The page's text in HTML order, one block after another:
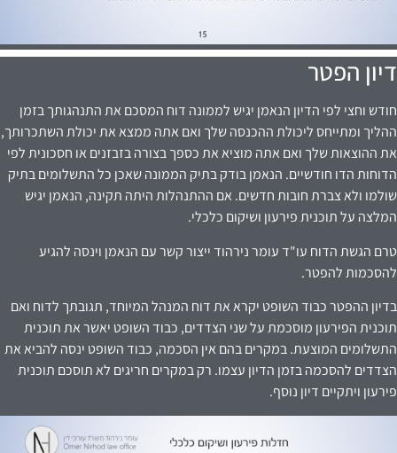
דיון הפטר
חודש וחצי לפי הדיון הנאמן יגיש לממונה דוח המסכם את התנהגותך בזמן
ההליך ומתייחס ליכולת ההכנסה שלך ואם אתה ממצא את יכולת השתכרותך,
את ההוצאות שלך ואם אתה מוציא את כספך בצורה בזבזנים או חסכונית לפי
הדוחות הדו חודשיים. הנאמן בודק בתיק הממונה שאכן כל התשלומים בתיק
שולמו ולא צברת חובות חדשים. אם ההתנהלות היתה תקינה, הנאמן יגיש
המלצה על תוכנית פירעון ושיקום כלכלי.
טרם הגשת הדוח עו"ד עומר נירהוד ייצור קשר עם הנאמן וינסה להגיע
להסכמות להפטר.
בדיון ההפטר כבוד השופט יקרא את דוח המנהל המיוחד, תגובתך לדוח ואם
תוכנית הפירעון מוסכמת על שני הצדדים, כבוד השופט יאשר את תוכנית
התשלומים המוצעת. במקרים בהם אין הסכמה, כבוד השופט ינסה להביא את
הצדדים להסכמה בזמן הדיון עצמו. רק במקרים חריגים לא תוסכם תוכנית
פירעון ויתקיים דיון נוסף.